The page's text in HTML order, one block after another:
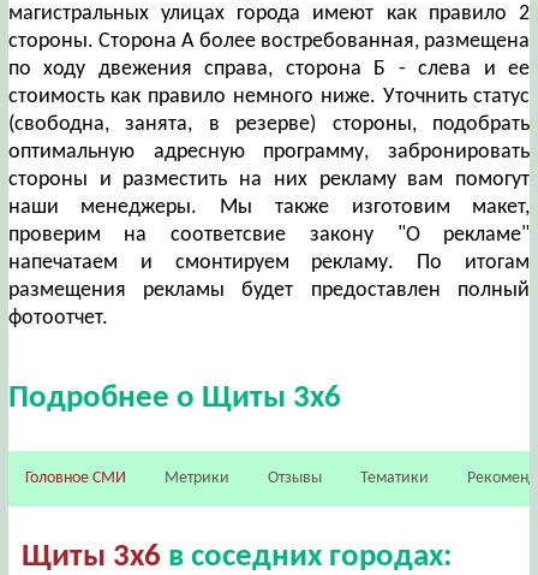
магистральных улицах города имеют как правило 2
стороны. Сторона А более востребованная, размещена
по ходу двежения справа, сторона Б - слева и ее
стоимость как правило немного ниже. Уточнить статус
(свободна, занята, в резерве) стороны, подобрать
оптимальную адресную программу, забронировать
стороны и разместить на них рекламу вам помогут
наши менеджеры. Мы также изготовим макет,
проверим на соответсвие закону "О рекламе"
напечатаем и смонтируем рекламу. По итогам
размещения рекламы будет предоставлен полный
фотоотчет.
Подробнее о Щиты 3х6
Головное СМИ Метрики Отзывы Тематики
Щиты 3х6 в соседних городах: